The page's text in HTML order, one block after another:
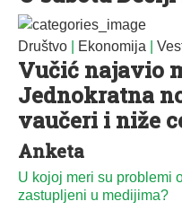
Društvo Ekonomija
Vučić najavio
Jednokratna
vaučeri i niže
Anketa
U kojoj meri su problemi
zastupljeni u medijima?